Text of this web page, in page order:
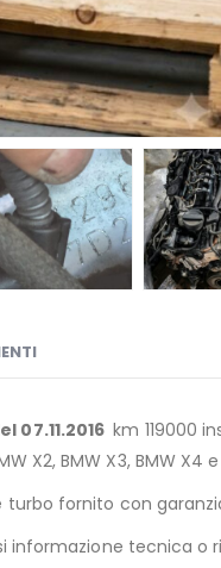
07.11.2016 km 119000
X2, BMW X3, BMW X4
fornito con
informazione tecnica o